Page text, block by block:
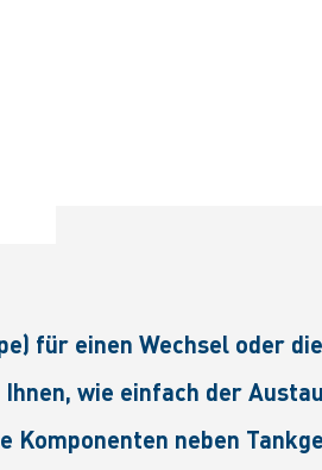
für einen Wechsel oder
wie einfach der
neben